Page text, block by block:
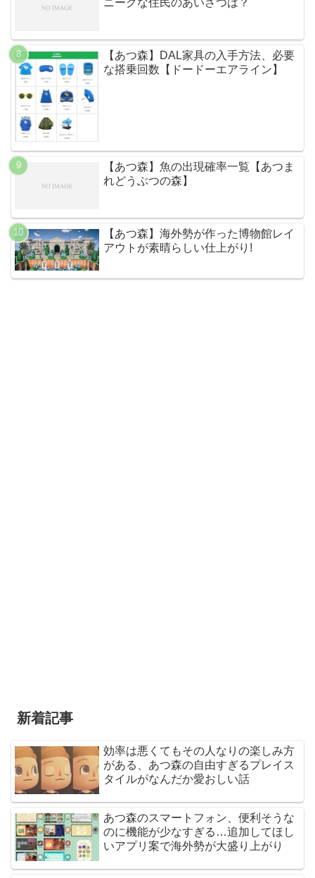
ニークな住民のあいさつは？
【あつ森】DAL家具の入手方法、必要
な搭乗回数【ドードーエアライン】
【あつ森】魚の出現確率一覧【あつま
れどうぶつの森】
【あつ森】海外勢が作った博物館レイ
アウトが素晴らしい仕上がり!
新着記事
効率は悪くてもその人なりの楽しみ方
がある、あつ森の自由すぎるプレイス
タイルがなんだか愛おしい話
あつ森のスマートフォン、便利そうな
のに機能が少なすぎる…追加してほし
いアプリ案で海外勢が大盛り上がり